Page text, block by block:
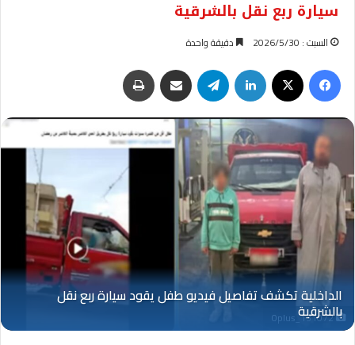
سيارة ربع نقل بالشرقية
السبت : 2026/5/30 دقيقة واحدة
فيسبوك لينكدإن تيلقرام مشاركة عبر البريد
Oplus_131072